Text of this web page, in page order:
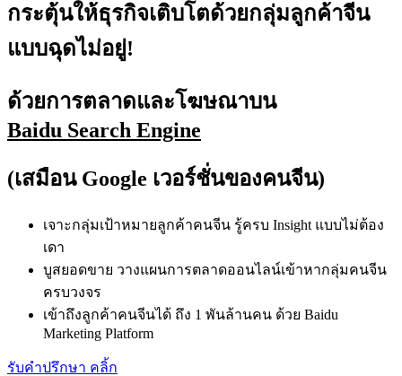
กระตุ้นให้ธุรกิจเติบโตด้วยกลุ่มลูกค้าจีน
แบบฉุดไม่อยู่!
ด้วยการตลาดและโฆษณาบน
Baidu Search Engine
(เสมือน Google เวอร์ชั่นของคนจีน)
เจาะกลุ่มเป้าหมายลูกค้าคนจีน รู้ครบ Insight แบบไม่ต้อง
เดา
บูสยอดขาย วางแผนการตลาดออนไลน์เข้าหากลุ่มคนจีน
ครบวงจร
เข้าถึงลูกค้าคนจีนได้ ถึง 1 พันล้านคน ด้วย Baidu
Marketing Platform
รับคำปรึกษา คลิ้ก